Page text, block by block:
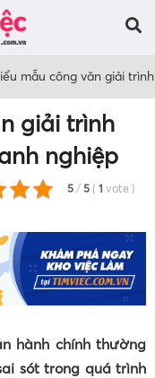
mẫu công văn giải
giải trình
nghiệp
5 / 5 ( 1 vote )
hành chính thường
sót trong quá trình